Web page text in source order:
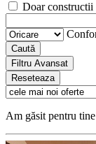
Doar constructii
Caută
Filtru Avansat
Reseteaza
Am găsit pentru